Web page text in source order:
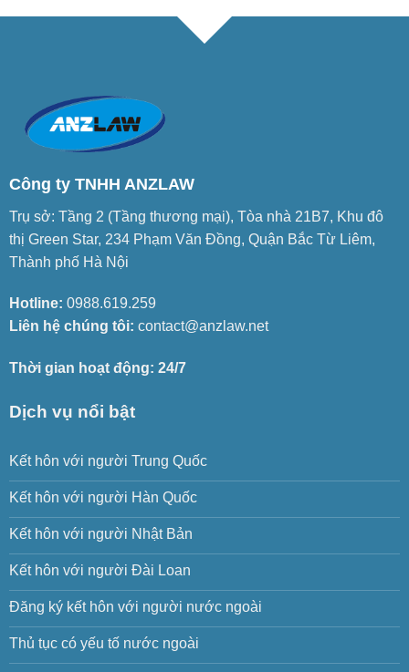
Công ty TNHH ANZLAW
Trụ sở: Tầng 2 (Tầng thương mại), Tòa nhà 21B7, Khu đô
thị Green Star, 234 Phạm Văn Đồng, Quận Bắc Từ Liêm,
Thành phố Hà Nội
Hotline: 0988.619.259
Liên hệ chúng tôi: contact@anzlaw.net
Thời gian hoạt động: 24/7
Dịch vụ nổi bật
Kết hôn với người Trung Quốc
Kết hôn với người Hàn Quốc
Kết hôn với người Nhật Bản
Kết hôn với người Đài Loan
Đăng ký kết hôn với người nước ngoài
Thủ tục có yếu tố nước ngoài